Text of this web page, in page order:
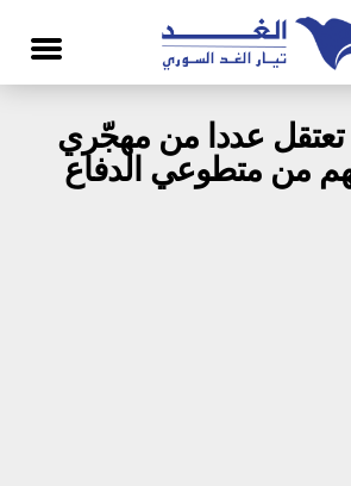
تعتقل عددا من مهجّري
من متطوعي الدفاع